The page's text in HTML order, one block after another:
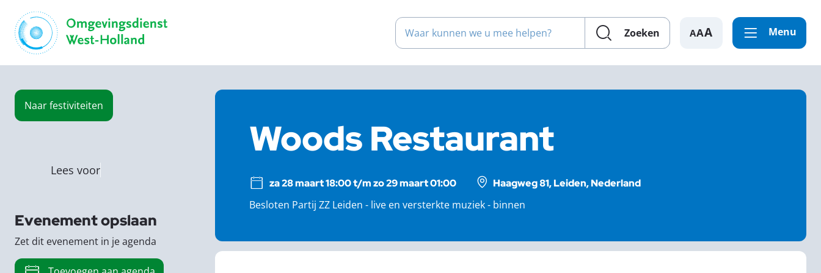
Waar kunnen we u mee helpen?
Zoeken A Menu
Naarfestiviteiten
Woods Restaurant
za 28 maart 18:00 t/m zo 29 maart 01:00
Haagweg 81, Leiden, Nederland
Besloten Partij ZZ Leiden - live en versterkte muziek - binnen
Lees voor
Evenement opslaan
Zet dit evenement in je agenda